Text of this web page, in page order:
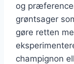
og
grøntsager
gøre retten
champignon